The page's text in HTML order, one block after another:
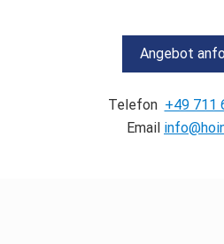
Angebot
Telefon +49 711
Email